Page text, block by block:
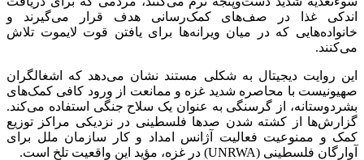
اندکی غذا در صف‌های کمک‌رسانی هدف قرار می‌گیرند و
خانواده‌هایی که در میان ویرانه‌ها برای یافتن قوت لایموت تلاش
می‌کنند.
این روایت دیجیتال به شکلی مستند نشان می‌دهد که اشغالگران
صهیونیست با محاصره شدید غزه و ممانعت از ورود کافی کمک‌های
بشردوستانه، از گرسنگی به عنوان یک سلاح جنگی استفاده می‌کند.
گزارش‌ها از کشته شدن صدها فلسطینی در نزدیکی مراکز توزیع
کمک و ممنوعیت فعالیت آژانس امداد و کار سازمان ملل برای
آوارگان فلسطینی (UNRWA) در غزه،
مؤید این واقعیت تلخ است.